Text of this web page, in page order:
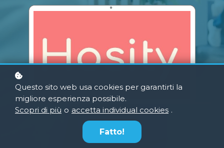
Questo sito web usa cookies per garantirti la
migliore esperienza possibile.
Scopri di più o accetta individual cookies .
Fatto!